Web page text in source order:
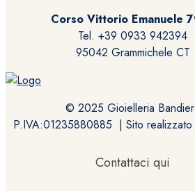
Corso Vittorio Emanuele
Tel. +39 0933 942394
95042 Grammichele CT
© 2025 Gioielleria
P.IVA:01235880885 | Sito realizzato
Contattaci qui